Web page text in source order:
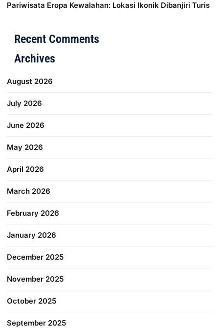
Pariwisata Eropa Kewalahan: Lokasi Ikonik Dibanjiri Turis
Recent Comments
Archives
August 2026
July 2026
June 2026
May 2026
April 2026
March 2026
February 2026
January 2026
December 2025
November 2025
October 2025
September 2025